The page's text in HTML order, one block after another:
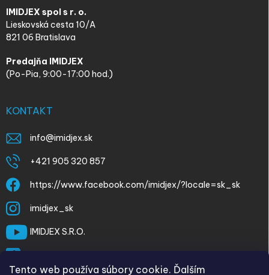
Tento web používa súbory cookie. Ďalším
IMIDJEX spol s r. o.
Lieskovská cesta 10/A
821 06 Bratislava
Predajňa IMIDJEX
(Po-Pia, 9:00-17:00 hod.)
KONTAKT
info@imidjex.sk
+421 905 320 857
https://www.facebook.com/imidjex/?locale=sk_sk
imidjex_sk
IMIDJEX S.R.O.